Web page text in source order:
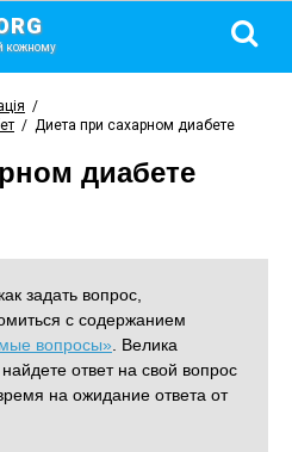
кожному
/
/ Диета при сахарном диабете
диабете
задать вопрос,
с содержанием
вопросы» . Велика
ответ на свой вопрос
на ожидание ответа от